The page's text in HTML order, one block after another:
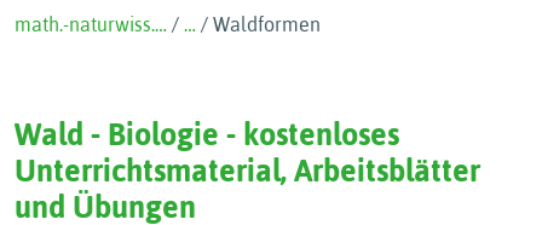
math.-naturwiss.… / … / Waldformen
Wald - Biologie - kostenloses
Unterrichtsmaterial, Arbeitsblätter
und Übungen